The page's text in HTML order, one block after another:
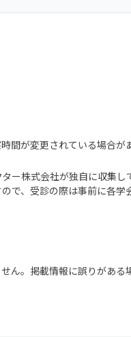
間が変更されている場合が
ー株式会社が独自に収集し
で、受診の際は事前に各学
ん。掲載情報に誤りがある